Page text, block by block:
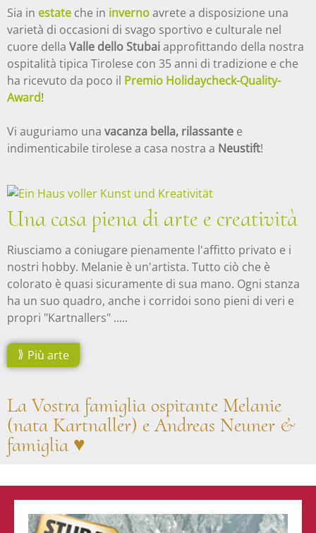
Sia in estate che in invernoavrete a disposizione una
varietà di occasioni di svago sportivo e culturale nel
cuore della Valle dello Stubaiapprofittando della nostra
ospitalità tipica Tirolese con 35 anni di tradizione e che
ha ricevuto da poco il Premio Holidaycheck-Quality-
Award!
Vi auguriamo una vacanza bella, rilassante e
indimenticabile tirolese a casa nostra a Neustift!
Una casa piena di arte e creatività
Riusciamo a coniugare pienamente l'affitto privato e i
nostri hobby. Melanie è un'artista. Tutto ciò che è
colorato è quasi sicuramente di sua mano. Ogni stanza
ha un suo quadro, anche i corridoi sono pieni di veri e
propri "Kartnallers" .....
Più arte
La Vostra famiglia ospitante Melanie
(nata Kartnaller) e Andreas Neuner &
famiglia ♥